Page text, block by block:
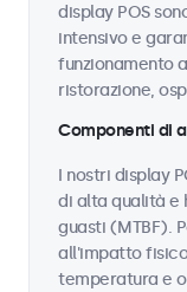
display POS
intensivo e
funzionamento
ristorazione,
Componenti di
I nostri display
di alta qualità e
guasti (MTBF).
all'impatto
temperatura e